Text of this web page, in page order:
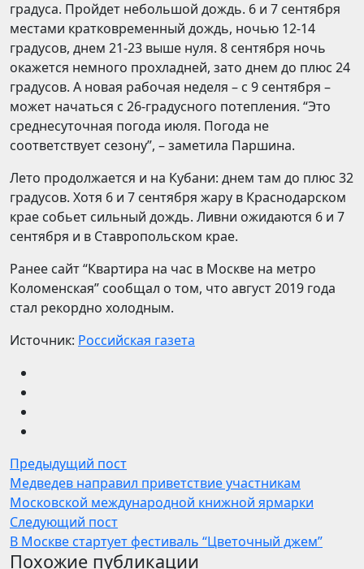
градуса. Пройдет небольшой дождь. 6 и 7 сентября
местами кратковременный дождь, ночью 12-14
градусов, днем 21-23 выше нуля. 8 сентября ночь
окажется немного прохладней, зато днем до плюс 24
градусов. А новая рабочая неделя – с 9 сентября –
может начаться с 26-градусного потепления. “Это
среднесуточная погода июля. Погода не
соответствует сезону”, – заметила Паршина.
Лето продолжается и на Кубани: днем там до плюс 32
градусов. Хотя 6 и 7 сентября жару в Краснодарском
крае собьет сильный дождь. Ливни ожидаются 6 и 7
сентября и в Ставропольском крае.
Ранее сайт “Квартира на час в Москве на метро
Коломенская” сообщал о том, что август 2019 года
стал рекордно холодным.
Источник: Российская газета
Предыдущий пост
Медведев направил приветствие участникам
Московской международной книжной ярмарки
Следующий пост
В Москве стартует фестиваль “Цветочный джем”
Похожие публикации